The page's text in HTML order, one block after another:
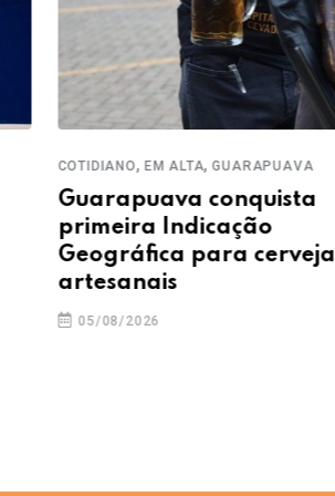
COTIDIANO ,EM ALTA,GUARAPUAVA
Guarapuava conquista
primeira Indicação
Geográfica para cervejas
artesanais
05/08/2026